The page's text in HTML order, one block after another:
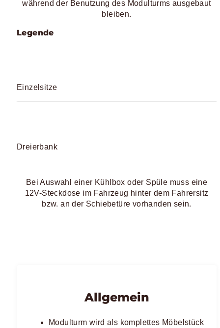
während der Benutzung des Modulturms ausgebaut
bleiben.
Legende
Einzelsitze
Dreierbank
Bei Auswahl einer Kühlbox oder Spüle muss eine
12V-Steckdose im Fahrzeug hinter dem Fahrersitz
bzw. an der Schiebetüre vorhanden sein.
Allgemein
Modulturm wird als komplettes Möbelstück